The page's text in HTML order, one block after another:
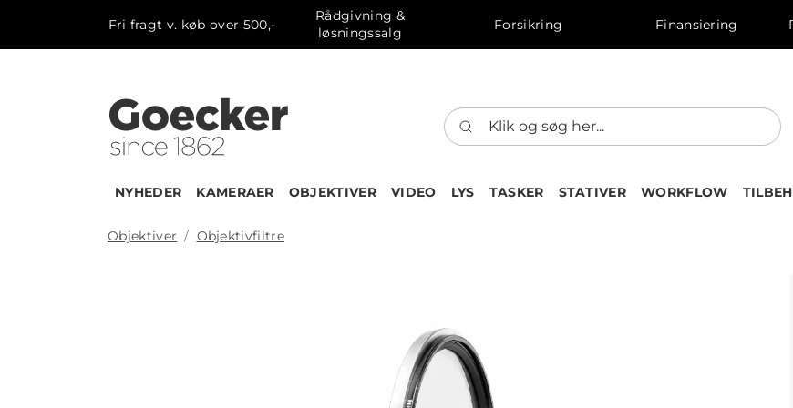
Fri fragt v. køb over 500,-
Rådgivning &
løsningssalg
Forsikring Finansiering
NYHEDER KAMERAER OBJEKTIVER VIDEO LYS TASKER STATIVER WORKFLOW
Objektiver Objektivfiltre